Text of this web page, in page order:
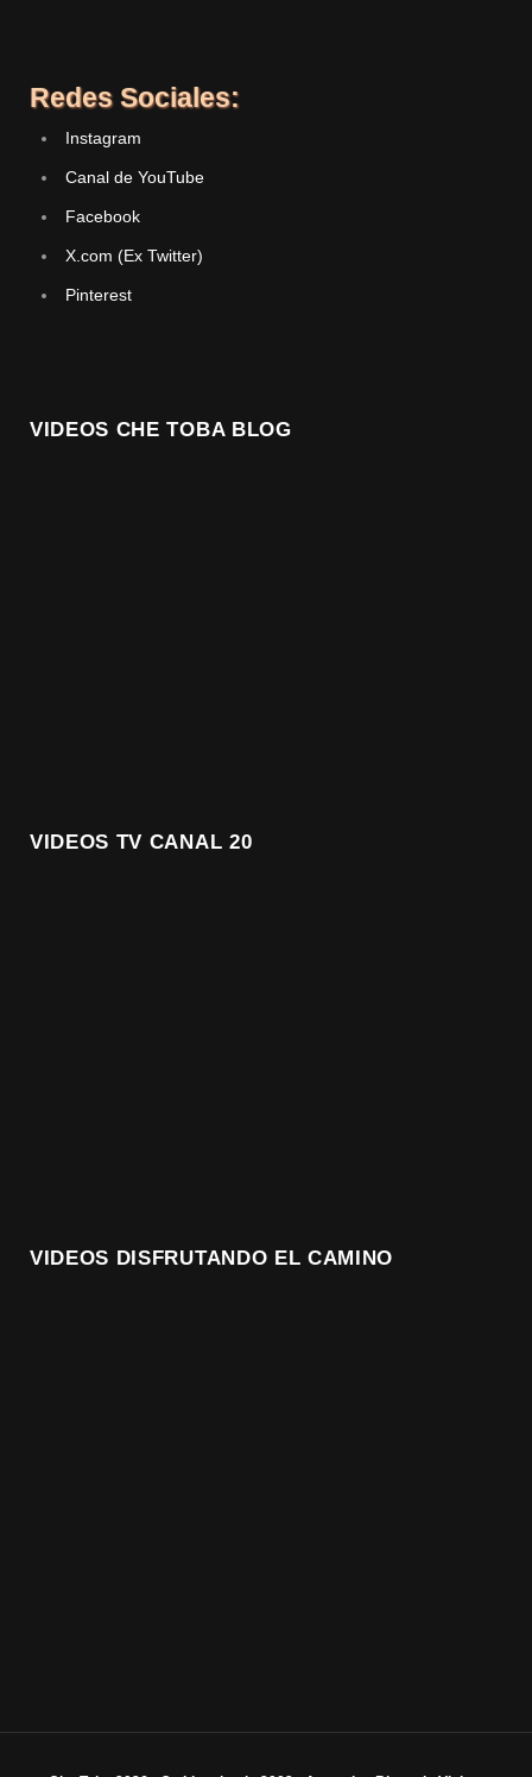
Redes Sociales:
Instagram
Canal de YouTube
Facebook
X.com (Ex Twitter)
Pinterest
VIDEOS CHE TOBA BLOG
VIDEOS TV CANAL 20
VIDEOS DISFRUTANDO EL CAMINO